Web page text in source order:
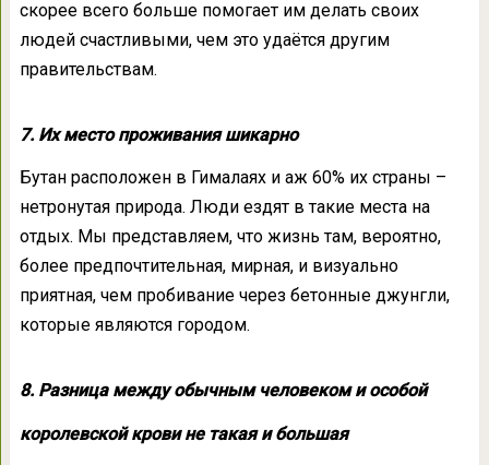
скорее всего больше помогает им делать своих
людей счастливыми, чем это удаётся другим
правительствам.
7. Их место проживания шикарно
Бутан расположен в Гималаях и аж 60% их страны –
нетронутая природа. Люди ездят в такие места на
отдых. Мы представляем, что жизнь там, вероятно,
более предпочтительная, мирная, и визуально
приятная, чем пробивание через бетонные джунгли,
которые являются городом.
8. Разница между обычным человеком и особой
королевской крови не такая и большая